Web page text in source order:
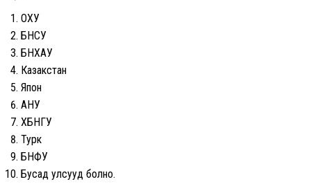
ОХУ
БНСУ
БНХАУ
Казакстан
Япон
АНУ
ХБНГУ
Турк
БНФУ
Бусад улсууд болно.